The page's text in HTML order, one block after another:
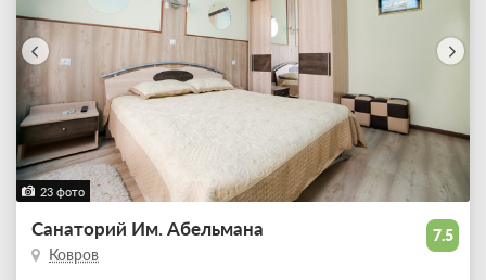
23 фото
7.5
Санаторий Им. Абельмана
Ковров